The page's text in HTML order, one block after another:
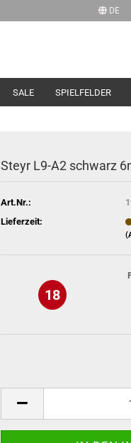
DE
SALE SPIELFELDER
Steyr L9-A2 schwarz
Art.Nr.:
Lieferzeit:
18